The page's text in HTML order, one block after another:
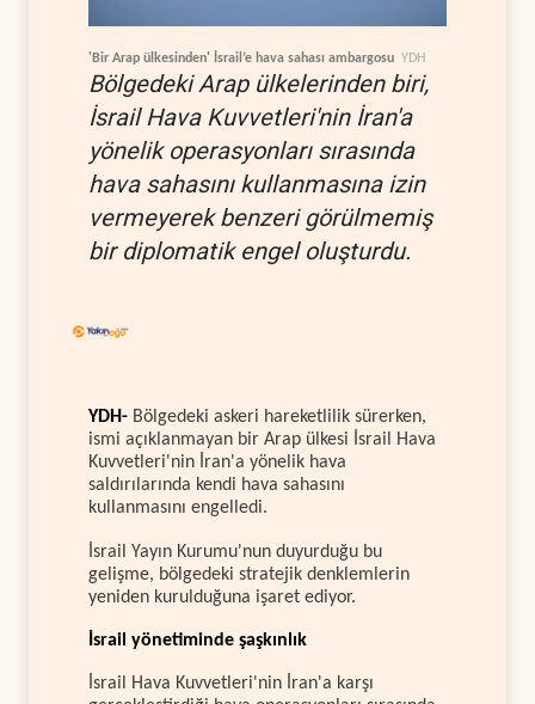
'Bir Arap ülkesinden' İsrail’e hava sahası ambargosu YDH
Bölgedeki Arap ülkelerinden biri,
İsrail Hava Kuvvetleri'nin İran'a
yönelik operasyonları sırasında
hava sahasını kullanmasına izin
vermeyerek benzeri görülmemiş
bir diplomatik engel oluşturdu.
YDH- Bölgedeki askeri hareketlilik sürerken,
ismi açıklanmayan bir Arap ülkesi İsrail Hava
Kuvvetleri'nin İran'a yönelik hava
saldırılarında kendi hava sahasını
kullanmasını engelledi.
İsrail Yayın Kurumu'nun duyurduğu bu
gelişme, bölgedeki stratejik denklemlerin
yeniden kurulduğuna işaret ediyor.
İsrail yönetiminde şaşkınlık
İsrail Hava Kuvvetleri'nin İran'a karşı